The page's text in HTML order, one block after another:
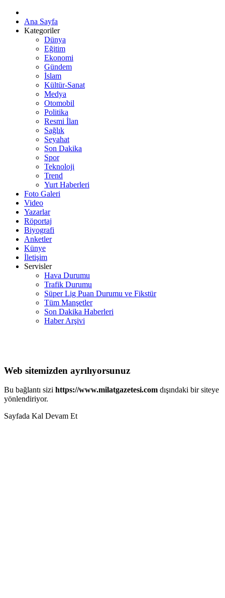
Ana Sayfa
Kategoriler
Dünya
Eğitim
Ekonomi
Gündem
İslam
Kültür-Sanat
Medya
Otomobil
Politika
Resmi İlan
Sağlık
Seyahat
Son Dakika
Spor
Teknoloji
Trend
Yurt Haberleri
Foto Galeri
Video
Yazarlar
Röportaj
Biyografi
Anketler
Künye
İletişim
Servisler
Hava Durumu
Trafik Durumu
Süper Lig Puan Durumu ve Fikstür
Tüm Manşetler
Son Dakika Haberleri
Haber Arşivi
Web sitemizden ayrılıyorsunuz
Bu bağlantı sizi https://www.milatgazetesi.com dışındaki bir siteye
yönlendiriyor.
Sayfada Kal Devam Et